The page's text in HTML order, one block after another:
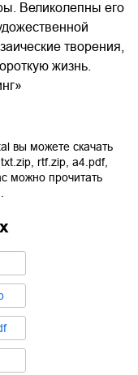
Великолепны его
творения,
жизнь.
вы можете скачать
txt.zip rtf.zip a4.pdf,
можно прочитать